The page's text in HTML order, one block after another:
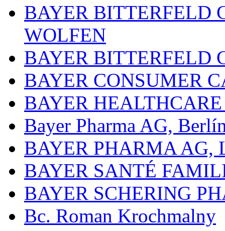
BAYER BITTERFELD
WOLFEN
BAYER BITTERFELD
BAYER CONSUMER
BAYER
Bayer Pharma AG,
BAYER PHARMA AG,
BAYER SANTÉ
BAYER SCHERING
Bc. Roman Krochmalny